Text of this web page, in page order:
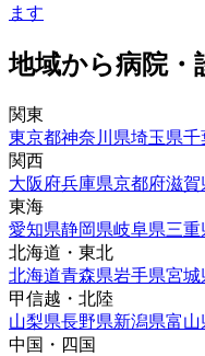
ます
地域から病院・
関東
東京都神奈川県埼玉県千
関西
大阪府兵庫県京都府滋賀
東海
愛知県静岡県岐阜県三重
北海道・東北
北海道青森県岩手県宮城
甲信越・北陸
山梨県長野県新潟県富山
中国・四国